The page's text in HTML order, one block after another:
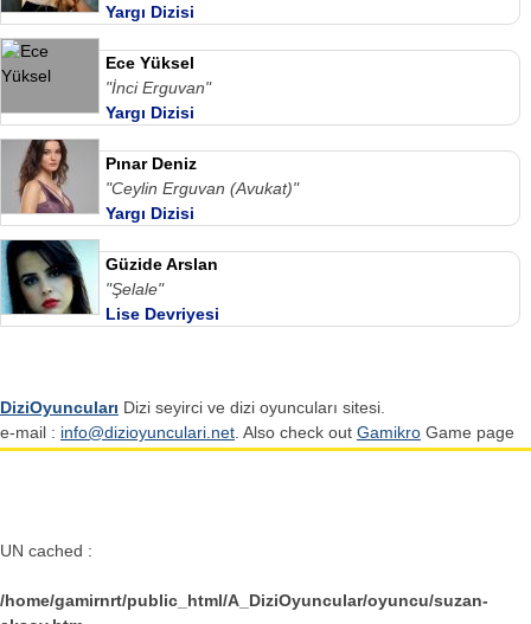
Yargı Dizisi
Ece Yüksel
"İnci Erguvan"
Yargı Dizisi
Pınar Deniz
"Ceylin Erguvan (Avukat)"
Yargı Dizisi
Güzide Arslan
"Şelale"
Lise Devriyesi
DiziOyuncuları Dizi seyirci ve dizi oyuncuları sitesi.
e-mail : info@dizioyunculari.net . Also check out Gamikro Game page
UN cached :
/home/gamirnrt/public_html/A_DiziOyuncular/oyuncu/suzan-